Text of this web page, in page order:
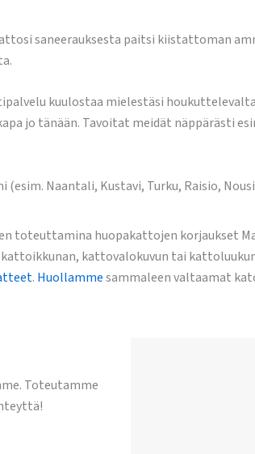
saneerauksesta paitsi kiistattoman
kuulostaa mielestäsi
jo tänään. Tavoitat meidät näppärästi
(esim. Naantali, Kustavi, Turku, Raisio,
huopakattojen korjaukset
kattovalokuvun tai kattoluukun
. Huollammesammaleen valtaamat
Toteutamme